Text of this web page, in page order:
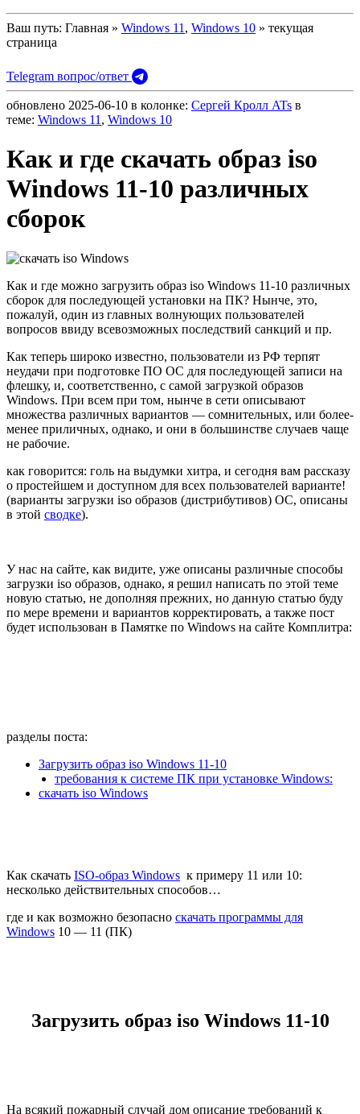
Ваш путь: Главная » Windows 11 , Windows 10 » текущая
страница
Telegram вопрос/ответ
обновлено 2025-06-10 в колонке: Сергей Кролл ATs в
теме: Windows 11 , Windows 10
Как и где скачать образ iso
Windows 11-10 различных
сборок
Как и где можно загрузить образ iso Windows 11-10 различных
сборок для последующей установки на ПК? Нынче, это,
пожалуй, один из главных волнующих пользователей
вопросов ввиду всевозможных последствий санкций и пр.
Как теперь широко известно, пользователи из РФ терпят
неудачи при подготовке ПО ОС для последующей записи на
флешку, и, соответственно, с самой загрузкой образов
Windows. При всем при том, нынче в сети описывают
множества различных вариантов — сомнительных, или более-
менее приличных, однако, и они в большинстве случаев чаще
не рабочие.
как говорится: голь на выдумки хитра, и сегодня вам рассказу
о простейшем и доступном для всех пользователей варианте!
(варианты загрузки iso образов (дистрибутивов) ОС, описаны
в этой сводке).
У нас на сайте, как видите, уже описаны различные способы
загрузки iso образов, однако, я решил написать по этой теме
новую статью, не дополняя прежних, но данную статью буду
по мере времени и вариантов корректировать, а также пост
будет использован в Памятке по Windows на сайте Комплитра:
разделы поста:
Загрузить образ iso Windows 11-10
требования к системе ПК при установке Windows:
скачать iso Windows
Как скачать ISO-образ Windows к примеру 11 или 10:
несколько действительных способов…
где и как возможно безопасно скачать программы для
Windows 10 — 11 (ПК)
Загрузить образ iso Windows 11-10
На всякий пожарный случай дом описание требований к